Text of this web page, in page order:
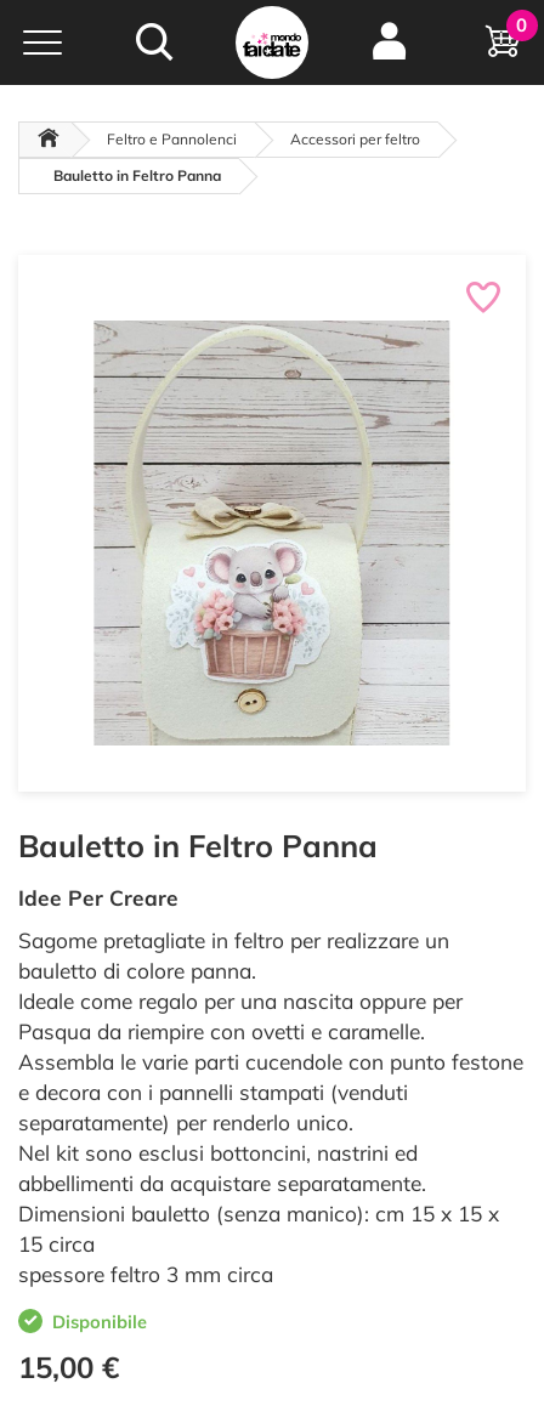
Hobby e
creatività...
oltre 15 anni online
0
Feltro e Pannolenci
Accessori per feltro
Bauletto in Feltro Panna
Bauletto in Feltro Panna
Idee Per Creare
Sagome pretagliate in feltro per realizzare un
bauletto di colore panna.
Ideale come regalo per una nascita oppure per
Pasqua da riempire con ovetti e caramelle.
Assembla le varie parti cucendole con punto festone
e decora con i pannelli stampati (venduti
separatamente) per renderlo unico.
Nel kit sono esclusi bottoncini, nastrini ed
abbellimenti da acquistare separatamente.
Dimensioni bauletto (senza manico): cm 15 x 15 x
15 circa
spessore feltro 3 mm circa
Disponibile
15,00 €